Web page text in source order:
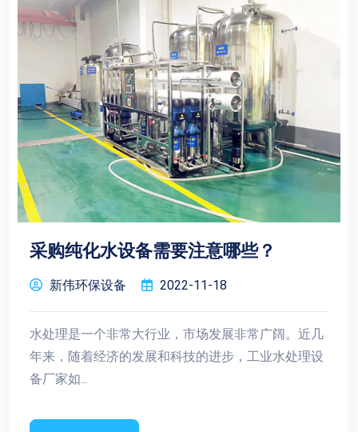
采购纯化水设备需要注意哪些？
新伟环保设备 2022-11-18
水处理是一个非常大行业，市场发展非常广阔。近几
年来，随着经济的发展和科技的进步，工业水处理设
备厂家如...